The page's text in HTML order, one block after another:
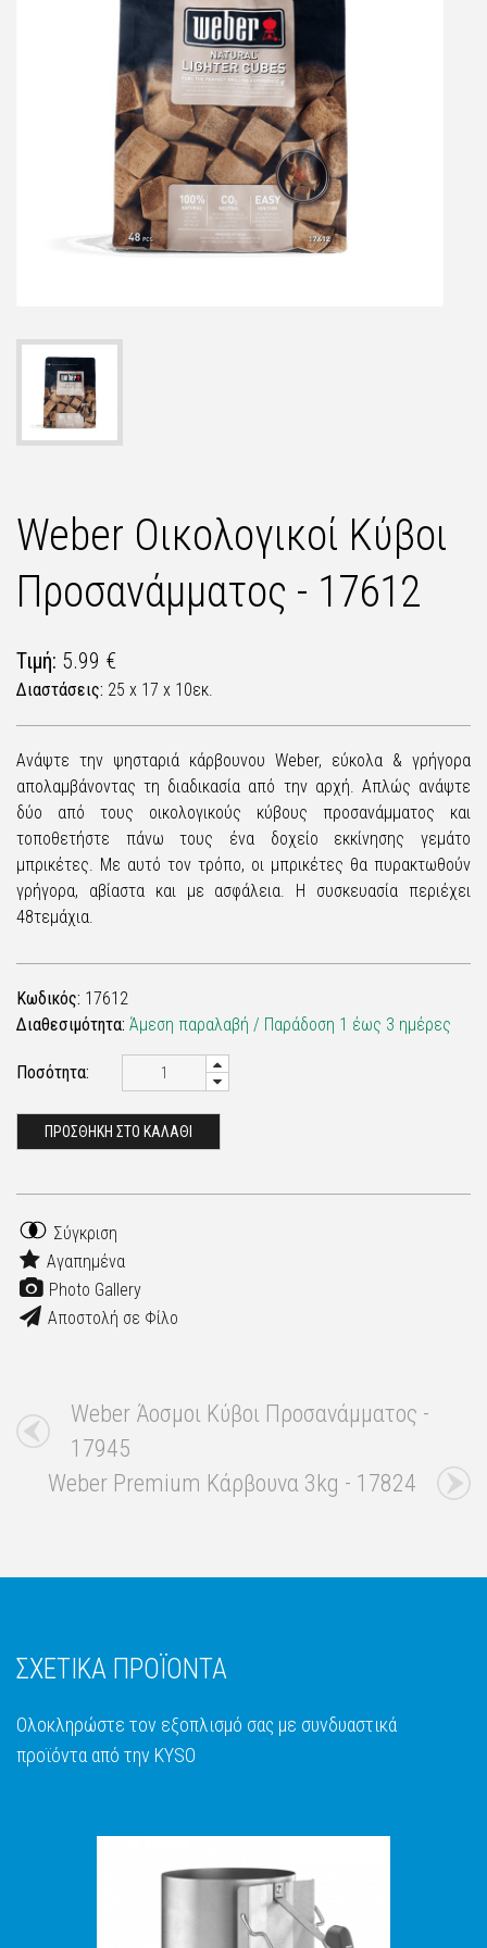
Weber Οικολογικοί Κύβοι
Προσανάμματος - 17612
Τιμή: 5.99 €
Διαστάσεις: 25 x 17 x 10εκ.
Ανάψτε την ψησταριά κάρβουνου Weber, εύκολα & γρήγορα
απολαμβάνοντας τη διαδικασία από την αρχή. Απλώς ανάψτε
δύο από τους οικολογικούς κύβους προσανάμματος και
τοποθετήστε πάνω τους ένα δοχείο εκκίνησης γεμάτο
μπρικέτες. Με αυτό τον τρόπο, οι μπρικέτες θα πυρακτωθούν
γρήγορα, αβίαστα και με ασφάλεια. Η συσκευασία περιέχει
48τεμάχια.
Κωδικός: 17612
Διαθεσιμότητα: Άμεση παραλαβή / Παράδoση 1 έως 3 ημέρες
Ποσότητα:
ΠΡΟΣΘΗΚΗ ΣΤΟ ΚΑΛΑΘΙ
Σύγκριση
Αγαπημένα
Photo Gallery
Αποστολή σε Φίλο
Weber Άοσμοι Κύβοι Προσανάμματος -
17945
Weber Premium Κάρβουνα 3kg - 17824
ΣΧΕΤΙΚΑ ΠΡΟΪΟΝΤΑ
Ολοκληρώστε τον εξοπλισμό σας με συνδυαστικά
προϊόντα από την KYSO